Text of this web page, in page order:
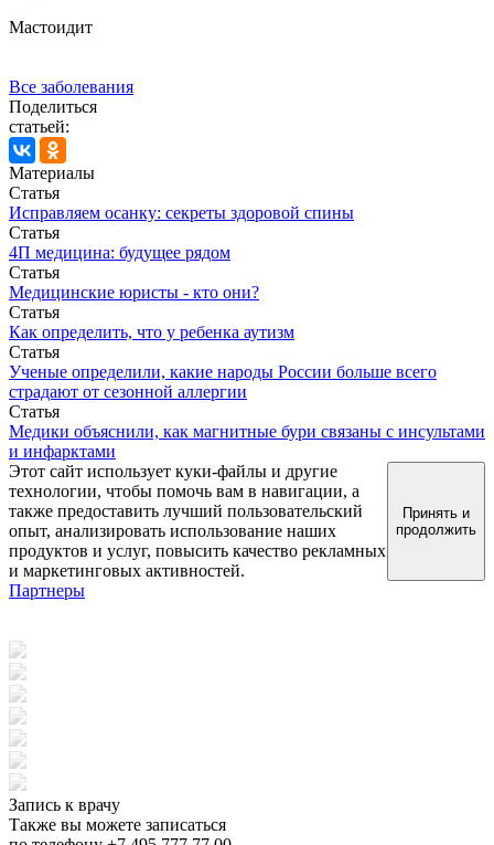
Мастоидит
Все заболевания
Поделиться
статьей:
Материалы
Статья
Исправляем осанку: секреты здоровой спины
Статья
4П медицина: будущее рядом
Статья
Медицинские юристы - кто они?
Статья
Как определить, что у ребенка аутизм
Статья
Ученые определили, какие народы России больше всего
страдают от сезонной аллергии
Статья
Медики объяснили, как магнитные бури связаны с инсультами
и инфарктами
Этот сайт использует куки-файлы и другие
технологии, чтобы помочь вам в навигации, а
также предоставить лучший пользовательский
опыт, анализировать использование наших
продуктов и услуг, повысить качество рекламных
и маркетинговых активностей.
Принять и
продолжить
Партнеры
Запись к врачу
Также вы можете записаться